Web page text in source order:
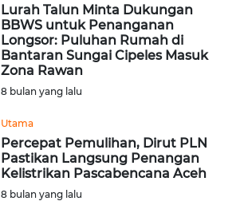
Lurah Talun Minta Dukungan
BBWS untuk Penanganan
Longsor: Puluhan Rumah di
Bantaran Sungai Cipeles Masuk
Zona Rawan
8 bulan yang lalu
Utama
Percepat Pemulihan, Dirut PLN
Pastikan Langsung Penangan
Kelistrikan Pascabencana Aceh
8 bulan yang lalu